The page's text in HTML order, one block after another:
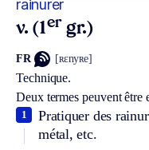
rainurer
v. (1er gr.)
FR [ʀɛnyʀe]
Technique.
Deux termes peuvent être
Pratiquer des
métal, etc.
1